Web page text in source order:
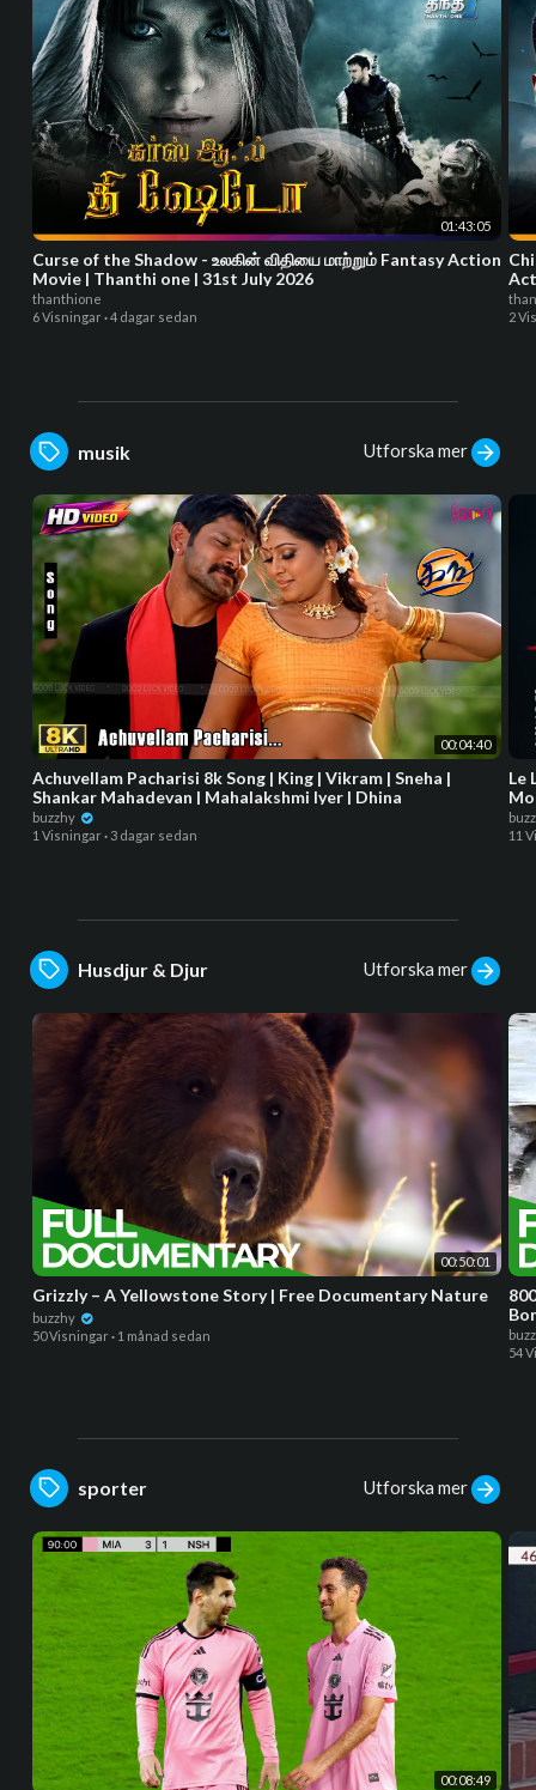
01:43:05
Curse of the Shadow - உலகின் விதியை மாற்றும் Fantasy Action
Movie | Thanthi one | 31st July 2026
thanthione
6 Visningar·4 dagar sedan
2
musik Utforska mer
00:04:40
Achuvellam Pacharisi 8k Song | King | Vikram | Sneha |
Shankar Mahadevan | Mahalakshmi Iyer | Dhina
buzzhy
1 Visningar· 3 dagar sedan
Le
11
Husdjur & Djur Utforska mer
00:50:01
Grizzly – A Yellowstone Story | Free Documentary Nature
buzzhy
50 Visningar· 1 månad sedan
54
sporter Utforska mer
00:08:49